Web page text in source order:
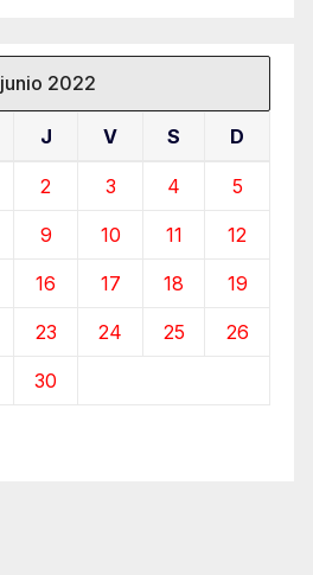
junio 2022
J V S D
2 3 4 5
9 10 11 12
16 17 18 19
23 24 25 26
30